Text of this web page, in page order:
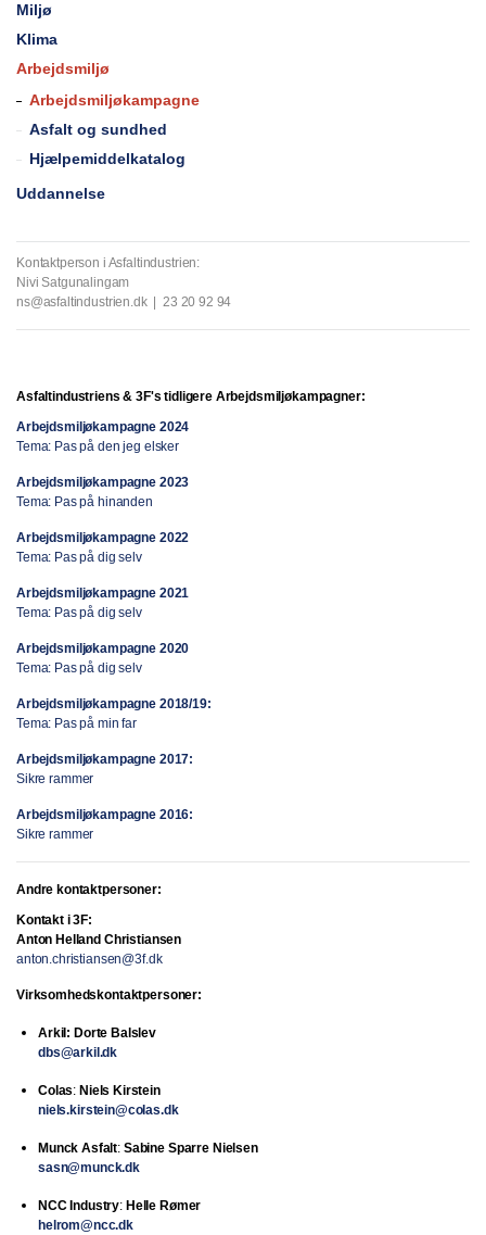
Miljø
Klima
Arbejdsmiljø
Arbejdsmiljøkampagne
Asfalt og sundhed
Hjælpemiddelkatalog
Uddannelse
Kontaktperson i Asfaltindustrien:
Nivi Satgunalingam
ns@asfaltindustrien.dk | 23 20 92 94
Asfaltindustriens & 3F's tidligere Arbejdsmiljøkampagner:
Arbejdsmiljøkampagne 2024
Tema: Pas på den jeg elsker
Arbejdsmiljøkampagne 2023
Tema: Pas på hinanden
Arbejdsmiljøkampagne 2022
Tema: Pas på dig selv
Arbejdsmiljøkampagne 2021
Tema: Pas på dig selv
Arbejdsmiljøkampagne 2020
Tema: Pas på dig selv
Arbejdsmiljøkampagne 2018/19:
Tema: Pas på min far
Arbejdsmiljøkampagne 2017:
Sikre rammer
Arbejdsmiljøkampagne 2016:
Sikre rammer
Andre kontaktpersoner:
Kontakt i 3F:
Anton Helland Christiansen
anton.christiansen@3f.dk
Virksomhedskontaktpersoner:
Arkil: Dorte Balslev
dbs@arkil.dk
Colas: Niels Kirstein
niels.kirstein@colas.dk
Munck Asfalt: Sabine Sparre Nielsen
sasn@munck.dk
NCC Industry: Helle Rømer
helrom@ncc.dk